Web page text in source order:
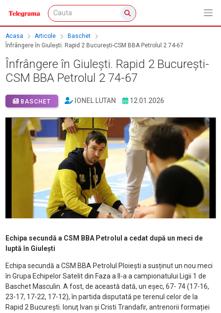
Acasa Articole
Baschet
Înfrângere în Giulești. Rapid 2 București-CSM BBA Petrolul 2 74-67
Înfrângere în Giulești. Rapid 2 București-
CSM BBA Petrolul 2 74-67
BASCHET IONEL LUTAN 12.01.2026
Echipa secundă a CSM BBA Petrolul a cedat după un meci de
luptă în Giulești
Echipa secundă a CSM BBA Petrolul Ploieşti a susținut un nou meci
în Grupa Echipelor Satelit din Faza a II-a a campionatului Ligii 1 de
Baschet Masculin. A fost, de această dată, un eșec, 67- 74 (17-16,
23-17, 17-22, 17-12), în partida disputată pe terenul celor de la
Rapid 2 Bucureşti. Ionuţ Ivan şi Cristi Trandafir, antrenorii formației